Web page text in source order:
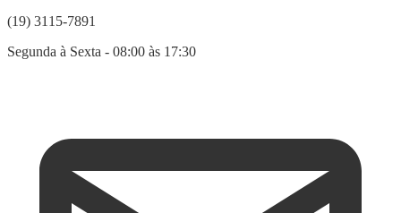
(19) 3115-7891
Segunda à Sexta - 08:00 às 17:30